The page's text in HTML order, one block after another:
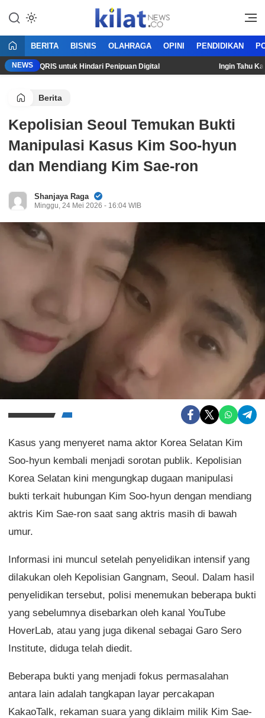
KilatNews.co
Mencerdaskan Anak Bangsa
BERITA BISNIS OLAHRAGA OPINI PENDIDIKAN
NEWSQRIS untuk Hindari Penipuan Digital Ingin Tahu
Berita
Kepolisian Seoul Temukan Bukti
Manipulasi Kasus Kim Soo-hyun
dan Mendiang Kim Sae-ron
Shanjaya Raga
Minggu, 24 Mei 2026 - 16:04 WIB
Kasus yang menyeret nama aktor Korea Selatan Kim
Soo-hyun kembali menjadi sorotan publik. Kepolisian
Korea Selatan kini mengungkap dugaan manipulasi
bukti terkait hubungan Kim Soo-hyun dengan mendiang
aktris Kim Sae-ron saat sang aktris masih di bawah
umur.
Informasi ini muncul setelah penyelidikan intensif yang
dilakukan oleh Kepolisian Gangnam, Seoul. Dalam hasil
penyelidikan tersebut, polisi menemukan beberapa bukti
yang sebelumnya disebarkan oleh kanal YouTube
HoverLab, atau yang juga dikenal sebagai Garo Sero
Institute, diduga telah diedit.
Beberapa bukti yang menjadi fokus permasalahan
antara lain adalah tangkapan layar percakapan
KakaoTalk, rekaman suara yang diklaim milik Kim Sae-